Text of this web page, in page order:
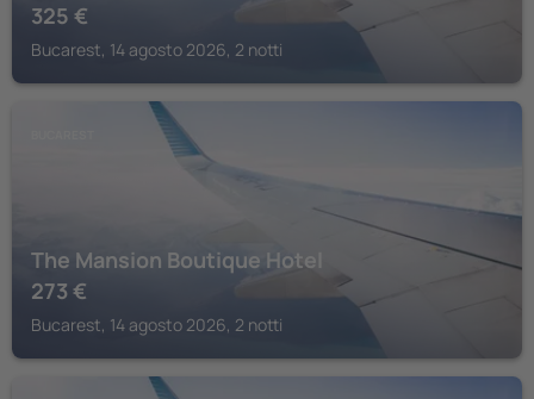
325 €
Bucarest, 14 agosto 2026, 2 notti
The Mansion Boutique Hotel
273 €
Bucarest, 14 agosto 2026, 2 notti